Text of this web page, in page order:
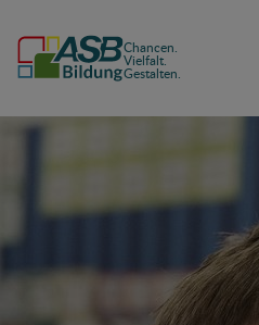
Chancen.
Vielfalt.
Gestalten.